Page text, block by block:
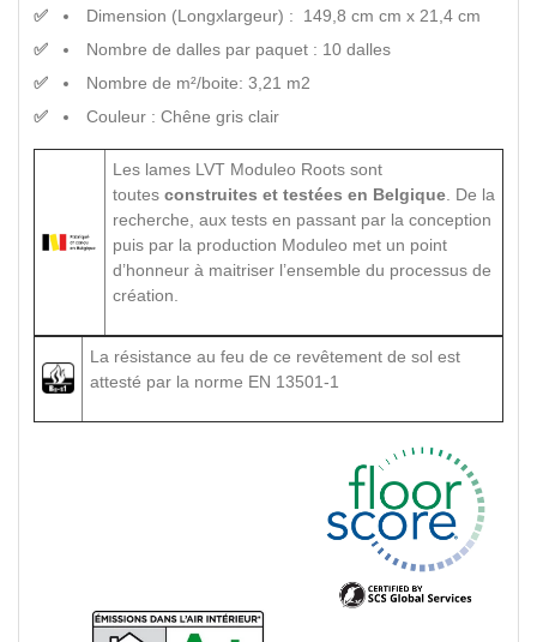
Dimension (Longxlargeur) : 149,8 cm cm x 21,4 cm
Nombre de dalles par paquet : 10 dalles
Nombre de m²/boite: 3,21 m2
Couleur : Chêne gris clair
Les lames LVT Moduleo Roots sont
toutes construites et testées en Belgique . De la
recherche, aux tests en passant par la conception
puis par la production Moduleo met un point
d’honneur à maitriser l’ensemble du processus de
création.
La résistance au feu de ce revêtement de sol est
attesté par la norme EN 13501-1